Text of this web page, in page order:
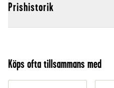
Prishistorik
Köps ofta tillsammans med